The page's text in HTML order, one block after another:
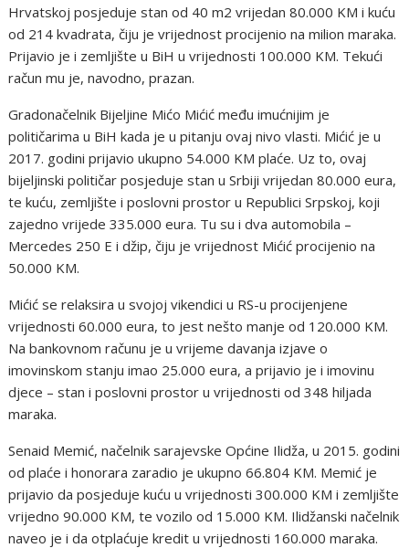
Hrvatskoj posjeduje stan od 40 m2 vrijedan 80.000 KM i kuću
od 214 kvadrata, čiju je vrijednost procijenio na milion maraka.
Prijavio je i zemljište u BiH u vrijednosti 100.000 KM. Tekući
račun mu je, navodno, prazan.
Gradonačelnik Bijeljine Mićo Mićić među imućnijim je
političarima u BiH kada je u pitanju ovaj nivo vlasti. Mićić je u
2017. godini prijavio ukupno 54.000 KM plaće. Uz to, ovaj
bijeljinski političar posjeduje stan u Srbiji vrijedan 80.000 eura,
te kuću, zemljište i poslovni prostor u Republici Srpskoj, koji
zajedno vrijede 335.000 eura. Tu su i dva automobila –
Mercedes 250 E i džip, čiju je vrijednost Mićić procijenio na
50.000 KM.
Mićić se relaksira u svojoj vikendici u RS-u procijenjene
vrijednosti 60.000 eura, to jest nešto manje od 120.000 KM.
Na bankovnom računu je u vrijeme davanja izjave o
imovinskom stanju imao 25.000 eura, a prijavio je i imovinu
djece – stan i poslovni prostor u vrijednosti od 348 hiljada
maraka.
Senaid Memić, načelnik sarajevske Općine Ilidža, u 2015. godini
od plaće i honorara zaradio je ukupno 66.804 KM. Memić je
prijavio da posjeduje kuću u vrijednosti 300.000 KM i zemljište
vrijedno 90.000 KM, te vozilo od 15.000 KM. Ilidžanski načelnik
naveo je i da otplaćuje kredit u vrijednosti 160.000 maraka.